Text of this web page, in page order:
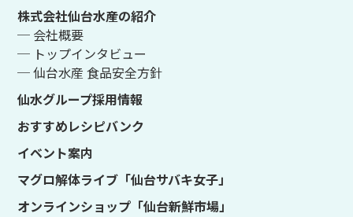
株式会社仙台水産の紹介
─ 会社概要
─ トップインタビュー
─ 仙台水産 食品安全方針
仙水グループ採用情報
おすすめレシピバンク
イベント案内
マグロ解体ライブ「仙台サバキ女子」
オンラインショップ「仙台新鮮市場」